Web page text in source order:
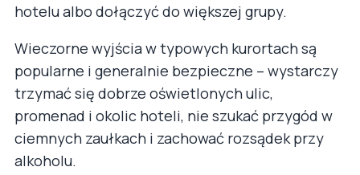
hotelu albo dołączyć do większej grupy.
Wieczorne wyjścia w typowych kurortach są
popularne i generalnie bezpieczne – wystarczy
trzymać się dobrze oświetlonych ulic,
promenad i okolic hoteli, nie szukać przygód w
ciemnych zaułkach i zachować rozsądek przy
alkoholu.